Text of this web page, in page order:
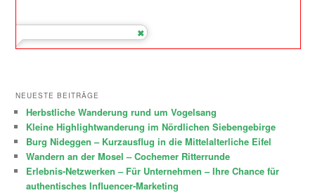
NEUESTE BEITRÄGE
Herbstliche Wanderung rund um Vogelsang
Kleine Highlightwanderung im Nördlichen Siebengebirge
Burg Nideggen – Kurzausflug in die Mittelalterliche Eifel
Wandern an der Mosel – Cochemer Ritterrunde
Erlebnis-Netzwerken – Für Unternehmen – Ihre Chance für
authentisches Influencer-Marketing